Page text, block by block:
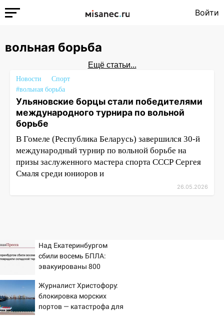
Войти
вольная борьба
Ещё статьи...
Новости
Спорт
#вольная борьба
Ульяновские борцы стали победителями
международного турнира по вольной
борьбе
В Гомеле (Республика Беларусь) завершился 30-й
международный турнир по вольной борьбе на
призы заслуженного мастера спорта СССР Сергея
Смаля среди юниоров и
26.05.2026
Над Екатеринбургом
сбили восемь БПЛА:
эвакуированы 800
Журналист Христофору:
блокировка морских
портов — катастрофа для